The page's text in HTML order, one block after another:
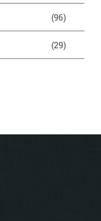
(96)
(29)